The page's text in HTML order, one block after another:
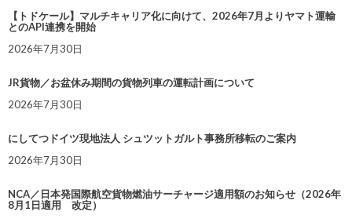
【トドケール】マルチキャリア化に向けて、2026年7月よりヤマト運輸
とのAPI連携を開始
2026年7月30日
JR貨物／お盆休み期間の貨物列車の運転計画について
2026年7月30日
にしてつドイツ現地法人 シュツットガルト事務所移転のご案内
2026年7月30日
NCA／日本発国際航空貨物燃油サーチャージ適用額のお知らせ（2026年
8月1日適用 改定）